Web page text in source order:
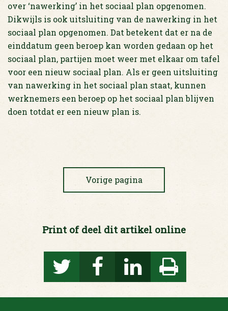
over ‘nawerking’ in het sociaal plan opgenomen.
Dikwijls is ook uitsluiting van de nawerking in het
sociaal plan opgenomen. Dat betekent dat er na de
einddatum geen beroep kan worden gedaan op het
sociaal plan, partijen moet weer met elkaar om tafel
voor een nieuw sociaal plan. Als er geen uitsluiting
van nawerking in het sociaal plan staat, kunnen
werknemers een beroep op het sociaal plan blijven
doen totdat er een nieuw plan is.
Vorige pagina
Print of deel dit artikel online